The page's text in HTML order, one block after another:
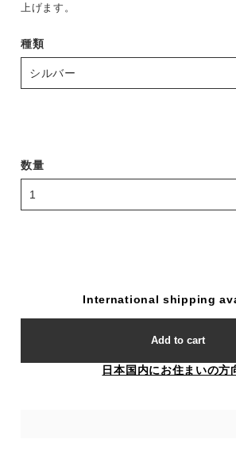
上げます。
種類
数量
International shipping
Add to cart
日本国内にお住まいの方